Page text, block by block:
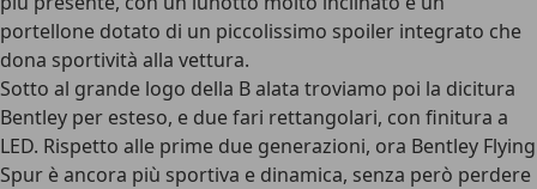
portellone dotato di un piccolissimo spoiler integrato che
dona sportività alla vettura.
Sotto al grande logo della B alata troviamo poi la dicitura
Bentley per esteso, e due fari rettangolari, con finitura a
LED. Rispetto alle prime due generazioni, ora Bentley Flying
Spur è ancora più sportiva e dinamica, senza però perdere